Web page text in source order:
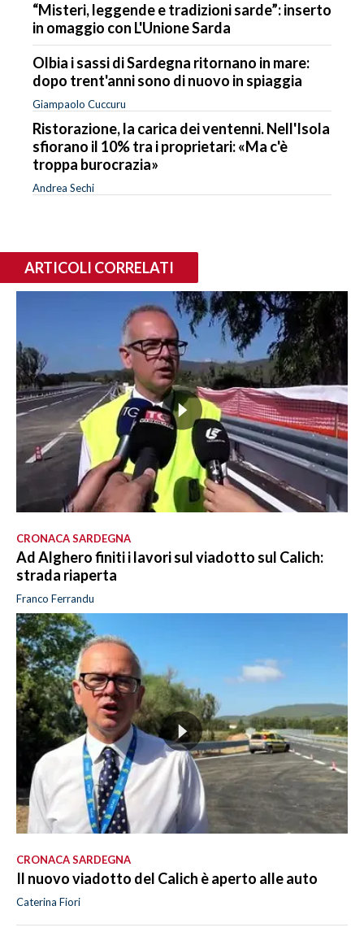
“Misteri, leggende e tradizioni sarde”: inserto
in omaggio con L'Unione Sarda
Olbia i sassi di Sardegna ritornano in mare:
dopo trent'anni sono di nuovo in spiaggia
Giampaolo Cuccuru
Ristorazione, la carica dei ventenni. Nell'Isola
sfiorano il 10% tra i proprietari: «Ma c'è
troppa burocrazia»
Andrea Sechi
ARTICOLI CORRELATI
CRONACA SARDEGNA
Ad Alghero finiti i lavori sul viadotto sul Calich:
strada riaperta
Franco Ferrandu
CRONACA SARDEGNA
Il nuovo viadotto del Calich è aperto alle auto
Caterina Fiori